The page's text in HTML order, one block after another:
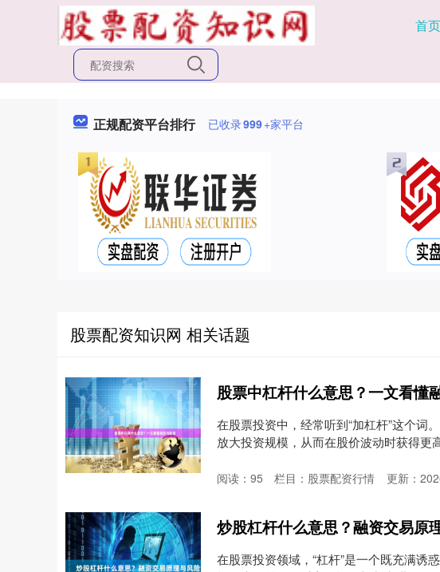
首页
正规配资平台排行 已收录999+家平台
股票配资知识网 相关话题
股票中杠杆什么意思？一文看懂
在股票投资中，经常听到“加杠杆”这个词
放大投资规模，从而在股价波动时获得更
更新：
阅读： 95 栏目： 股票配资行情
炒股杠杆什么意思？融资交易原
在股票投资领域，“杠杆”是一个既充满诱